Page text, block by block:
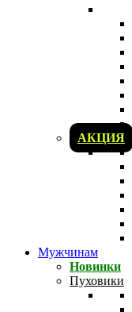
АКЦИЯ
Мужчинам
Новинки
Пуховики